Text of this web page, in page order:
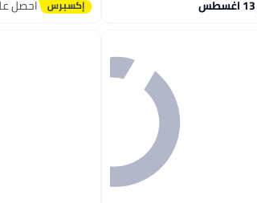
13 اغسطس احصل